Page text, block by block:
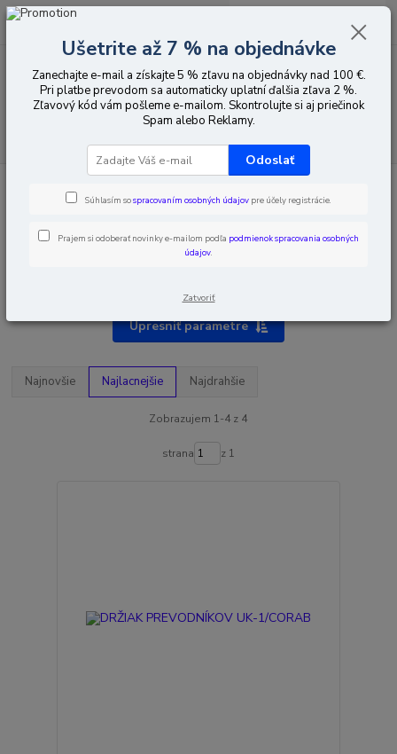
Menu
0,00 EUR
Upresniť parametre
Najnovšie Najlacnejšie Najdrahšie
Zobrazujem 1-4 z 4
strana z 1
Ušetrite až 7 % na objednávke
Zanechajte e-mail a získajte 5 % zľavu na objednávky nad 100 €.
Pri platbe prevodom sa automaticky uplatní ďalšia zľava 2 %.
Zľavový kód vám pošleme e-mailom. Skontrolujte si aj priečinok
Spam alebo Reklamy.
Odoslať
Súhlasím sospracovaním osobných údajov pre účely registrácie.
Prajem si odoberať novinky e-mailom podľa podmienok spracovania osobných
údajov.
Zatvoriť